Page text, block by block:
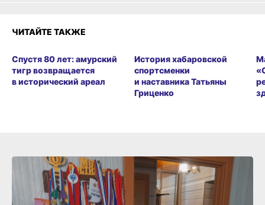
ЧИТАЙТЕ ТАКЖЕ
Спустя 80 лет: амурский
тигр возвращается
в исторический ареал
История хабаровской
спортсменки
и наставника Татьяны
Гриценко